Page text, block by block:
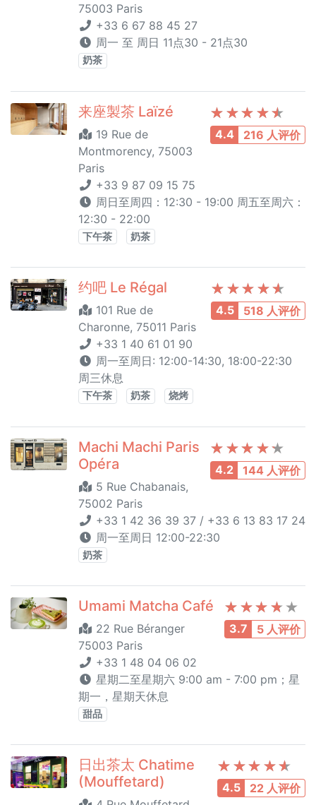
75003 Paris
+33 6 67 88 45 27
周一 至 周日 11点30 - 21点30
奶茶
4.4 216 人评价
来座製茶 Laïzé
19 Rue de
Montmorency, 75003
Paris
+33 9 87 09 15 75
周日至周四：12:30 - 19:00 周五至周六：
12:30 - 22:00
下午茶 奶茶
4.5 518 人评价
约吧 Le Régal
101 Rue de
Charonne, 75011 Paris
+33 1 40 61 01 90
周一至周日: 12:00-14:30, 18:00-22:30
周三休息
下午茶 奶茶 烧烤
4.2 144 人评价
Machi Machi Paris
Opéra
5 Rue Chabanais,
75002 Paris
+33 1 42 36 39 37 / +33 6 13 83 17 24
周一至周日 12:00-22:30
奶茶
3.7 5 人评价
Umami Matcha Café
22 Rue Béranger
75003 Paris
+33 1 48 04 06 02
星期二至星期六 9:00 am - 7:00 pm；星
期一，星期天休息
甜品
4.5 22 人评价
日出茶太 Chatime
(Mouffetard)